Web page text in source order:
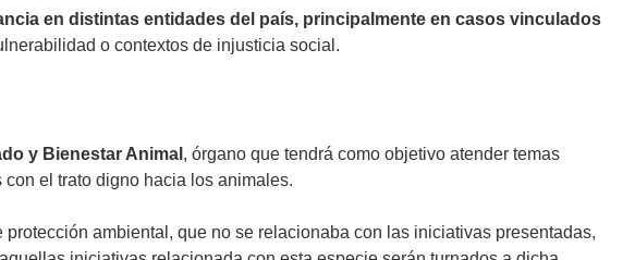
en distintas entidades del país, principalmente en casos vinculados
o contextos de injusticia social.
y Bienestar Animal , órgano que tendrá como objetivo atender temas
el trato digno hacia los animales.
ambiental, que no se relacionaba con las iniciativas presentadas,